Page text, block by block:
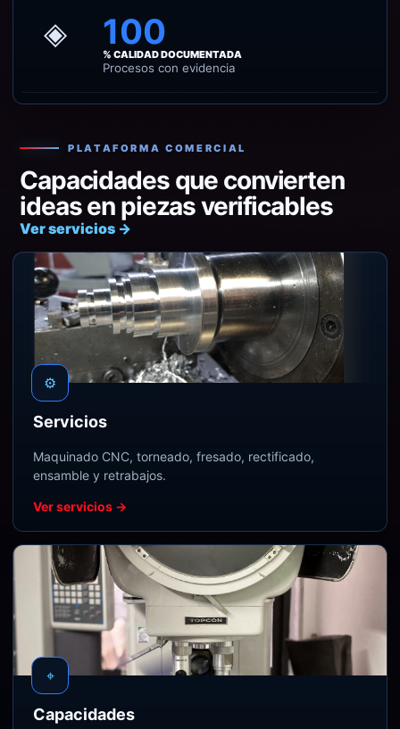
◈ 100
% CALIDAD DOCUMENTADA
Procesos con evidencia
PLATAFORMA COMERCIAL
Capacidades que convierten
ideas en piezas verificables
Ver servicios →
⚙
Servicios
Maquinado CNC, torneado, fresado, rectificado,
ensamble y retrabajos.
Ver servicios →
⌖
Capacidades